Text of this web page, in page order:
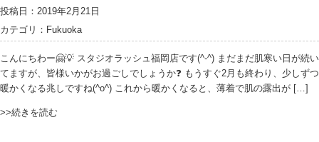
投稿日：2019年2月21日
カテゴリ： Fukuoka
こんにちわー🤗💡 スタジオラッシュ福岡店です(^-^) まだまだ肌寒い日が続い
てますが、皆様いかがお過ごしでしょうか❓ もうすぐ2月も終わり、少しずつ
暖かくなる兆しですね(^o^) これから暖かくなると、薄着で肌の露出が […]
>>続きを読む